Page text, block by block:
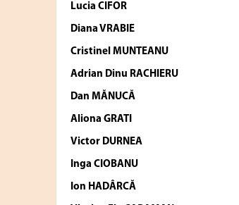
Lucia CIFOR
Diana VRABIE
Cristinel MUNTEANU
Adrian Dinu RACHIERU
Dan MĂNUCĂ
Aliona GRATI
Victor DURNEA
Inga CIOBANU
Ion HADÂRCĂ